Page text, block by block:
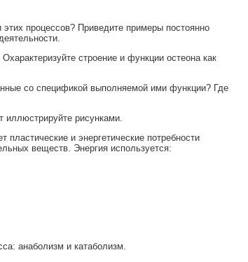
процессов? Приведите примеры постоянно
строение и функции остеона как
со спецификой выполняемой ими функции? Где
иллюстрируйте рисунками.
и энергетические потребности
веществ. Энергия используется:
анаболизм и катаболизм.